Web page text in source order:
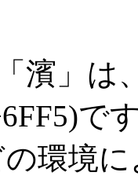
濱」は
で
環境